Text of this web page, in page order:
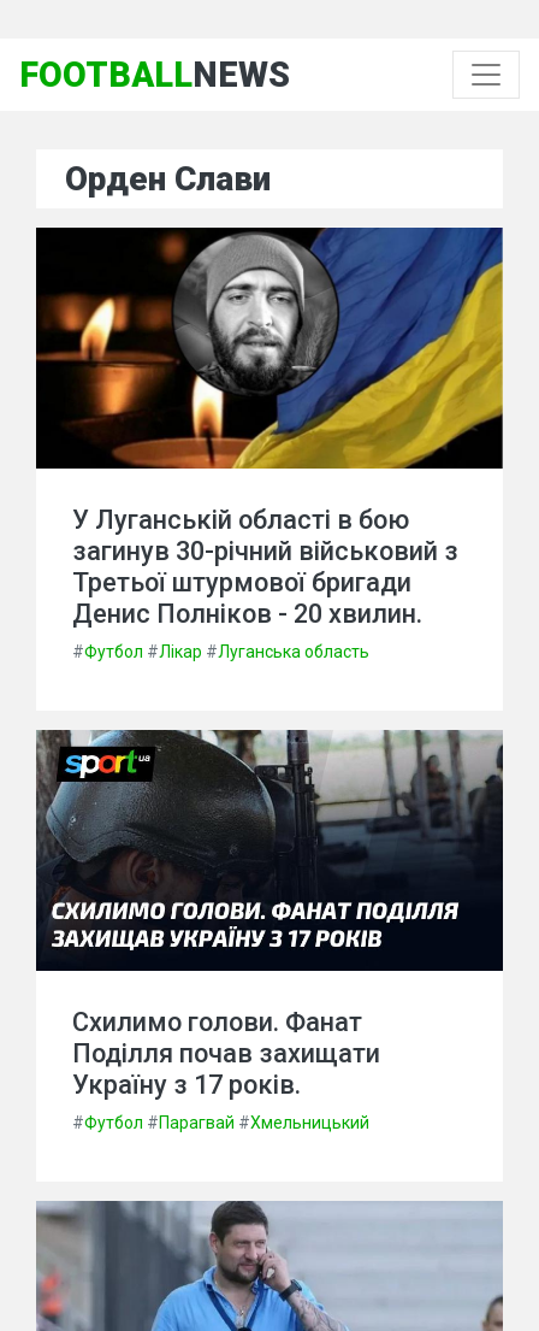
FOOTBALLNEWS
Орден Слави
У Луганській області в бою
загинув 30-річний військовий з
Третьої штурмової бригади
Денис Полніков - 20 хвилин.
#Футбол #Лікар #Луганська область
Схилимо голови. Фанат
Поділля почав захищати
Україну з 17 років.
#Футбол #Парагвай #Хмельницький